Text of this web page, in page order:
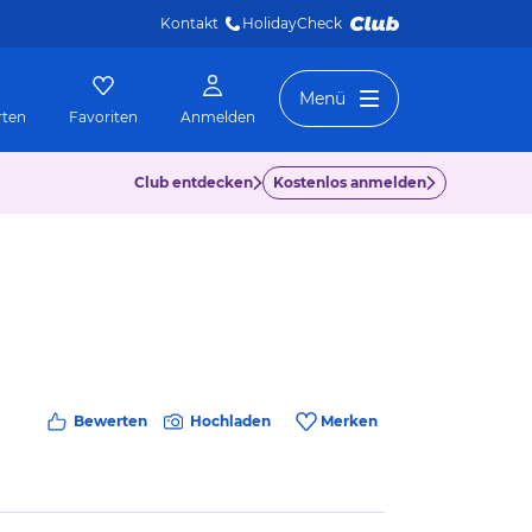
Kontakt HolidayCheck
Favoriten Anmelden
Menü
Club entdecken Kostenlos anmelden
Bewerten Hochladen Merken